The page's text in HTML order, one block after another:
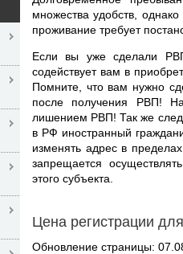
множества удобств,
проживание требует
Если вы уже сделали
содействует вам в
Помните, что вам нужно
после получения РВП!
лишением РВП! Так же
в РФ иностранный
изменять адрес в
запрещается
этого субъекта.
Цена регистрации
Обновление страницы: